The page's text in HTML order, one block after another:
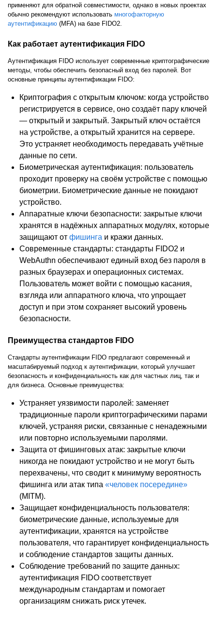
применяют для обратной совместимости, однако в новых проектах
обычно рекомендуют использовать многофакторную
аутентификацию (MFA) на базе FIDO2.
Как работает аутентификация FIDO
Аутентификация FIDO использует современные криптографические
методы, чтобы обеспечить безопасный вход без паролей. Вот
основные принципы аутентификации FIDO:
Криптография с открытым ключом: когда устройство
регистрируется в сервисе, оно создаёт пару ключей
— открытый и закрытый. Закрытый ключ остаётся
на устройстве, а открытый хранится на сервере.
Это устраняет необходимость передавать учётные
данные по сети.
Биометрическая аутентификация: пользователь
проходит проверку на своём устройстве с помощью
биометрии. Биометрические данные не покидают
устройство.
Аппаратные ключи безопасности: закрытые ключи
хранятся в надёжных аппаратных модулях, которые
защищают от фишинга и кражи данных.
Современные стандарты: стандарты FIDO2 и
WebAuthn обеспечивают единый вход без пароля в
разных браузерах и операционных системах.
Пользователь может войти с помощью касания,
взгляда или аппаратного ключа, что упрощает
доступ и при этом сохраняет высокий уровень
безопасности.
Преимущества стандартов FIDO
Стандарты аутентификации FIDO предлагают современный и
масштабируемый подход к аутентификации, который улучшает
безопасность и конфиденциальность как для частных лиц, так и
для бизнеса. Основные преимущества:
Устраняет уязвимости паролей: заменяет
традиционные пароли криптографическими парами
ключей, устраняя риски, связанные с ненадежными
или повторно используемыми паролями.
Защита от фишинговых атак: закрытые ключи
никогда не покидают устройство и не могут быть
перехвачены, что сводит к минимуму вероятность
фишинга или атак типа «человек посередине»
(MITM).
Защищает конфиденциальность пользователя:
биометрические данные, используемые для
аутентификации, хранятся на устройстве
пользователя, что гарантирует конфиденциальность
и соблюдение стандартов защиты данных.
Соблюдение требований по защите данных:
аутентификация FIDO соответствует
международным стандартам и помогает
организациям снижать риск утечек.